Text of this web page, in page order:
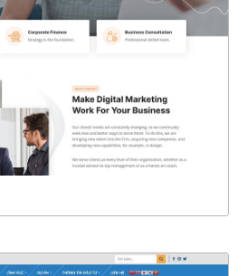
CHI TIẾT
XEM THỰC TẾ